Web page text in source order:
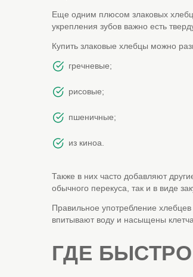
Еще одним плюсом злаковых
укрепления зубов важно есть
Купить злаковые хлебцы можно
гречневые;
рисовые;
пшеничные;
из киноа.
Также в них часто добавляют
обычного перекуса, так и в виде
Правильное употребление
впитывают воду и насыщены
ГДЕ